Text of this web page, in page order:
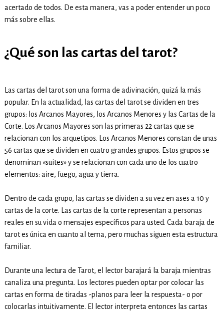
acertado de todos. De esta manera, vas a poder entender un poco
más sobre ellas.
¿Qué son las cartas del tarot?
Las cartas del tarot son una forma de adivinación, quizá la más
popular. En la actualidad, las cartas del tarot se dividen en tres
grupos: los Arcanos Mayores, los Arcanos Menores y las Cartas de la
Corte. Los Arcanos Mayores son las primeras 22 cartas que se
relacionan con los arquetipos. Los Arcanos Menores constan de unas
56 cartas que se dividen en cuatro grandes grupos. Estos grupos se
denominan «suites» y se relacionan con cada uno de los cuatro
elementos: aire, fuego, agua y tierra.
Dentro de cada grupo, las cartas se dividen a su vez en ases a 10 y
cartas de la corte. Las cartas de la corte representan a personas
reales en su vida o mensajes específicos para usted. Cada baraja de
tarot es única en cuanto al tema, pero muchas siguen esta estructura
familiar.
Durante una lectura de Tarot, el lector barajará la baraja mientras
canaliza una pregunta. Los lectores pueden optar por colocar las
cartas en forma de tiradas -planos para leer la respuesta- o por
colocarlas intuitivamente. El lector interpreta entonces las cartas